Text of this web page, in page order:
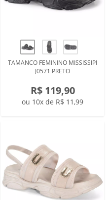
TAMANCO FEMININO MISSISSIPI
J0571 PRETO
R$ 119,90
ou 10x de R$ 11,99